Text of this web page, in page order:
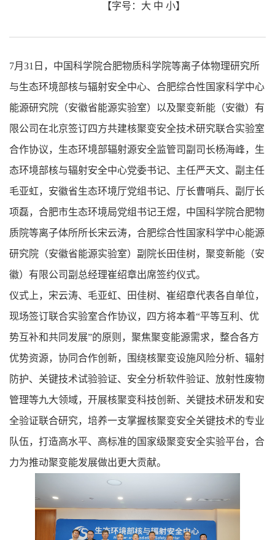
【字号： 大 中 小】
7月 31 日，中国科学院合肥物质科学院等离子体物理研究所
与生态环境部核与辐射安全中心、合肥综合性国家科学中心
能源研究院（安徽省能源实验室）以及聚变新能（安徽）有
限公司在北京签订四方共建核聚变安全技术研究联合实验室
合作协议，生态环境部辐射源安全监管司副司长杨海峰，生
态环境部核与辐射安全中心党委书记、主任严天文、副主任
毛亚虹，安徽省生态环境厅党组书记、厅长曹哨兵、副厅长
项磊，合肥市生态环境局党组书记王煜，中国科学院合肥物
质院等离子体所所长宋云涛，合肥综合性国家科学中心能源
研究院（安徽省能源实验室）副院长田佳树，聚变新能（安
徽）有限公司副总经理崔绍章出席签约仪式。
仪式上，宋云涛、毛亚虹、田佳树、崔绍章代表各自单位，
现场签订联合实验室合作协议，四方将本着“平等互利、优
势互补和共同发展”的原则，聚焦聚变能源需求，整合各方
优势资源，协同合作创新，围绕核聚变设施风险分析、辐射
防护、关键技术试验验证、安全分析软件验证、放射性废物
管理等九大领域，开展核聚变科技创新、关键技术研发和安
全验证联合研究，培养一支掌握核聚变安全关键技术的专业
队伍，打造高水平、高标准的国家级聚变安全实验平台，合
力为推动聚变能发展做出更大贡献。